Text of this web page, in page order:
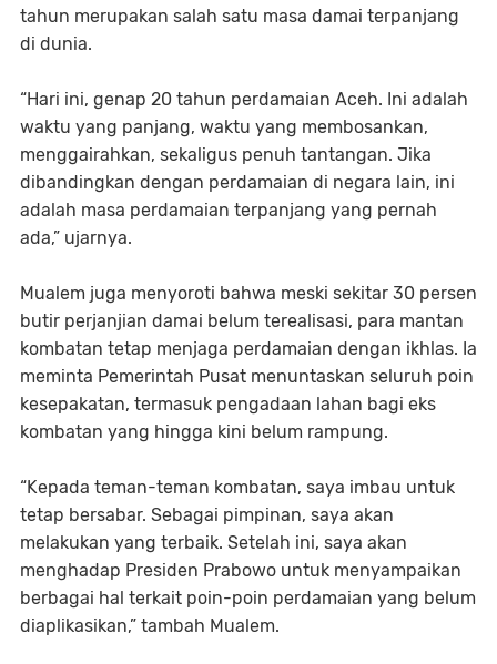
tahun merupakan salah satu masa damai terpanjang
di dunia.
“Hari ini, genap 20 tahun perdamaian Aceh. Ini adalah
waktu yang panjang, waktu yang membosankan,
menggairahkan, sekaligus penuh tantangan. Jika
dibandingkan dengan perdamaian di negara lain, ini
adalah masa perdamaian terpanjang yang pernah
ada,” ujarnya.
Mualem juga menyoroti bahwa meski sekitar 30 persen
butir perjanjian damai belum terealisasi, para mantan
kombatan tetap menjaga perdamaian dengan ikhlas. Ia
meminta Pemerintah Pusat menuntaskan seluruh poin
kesepakatan, termasuk pengadaan lahan bagi eks
kombatan yang hingga kini belum rampung.
“Kepada teman-teman kombatan, saya imbau untuk
tetap bersabar. Sebagai pimpinan, saya akan
melakukan yang terbaik. Setelah ini, saya akan
menghadap Presiden Prabowo untuk menyampaikan
berbagai hal terkait poin-poin perdamaian yang belum
diaplikasikan,” tambah Mualem.